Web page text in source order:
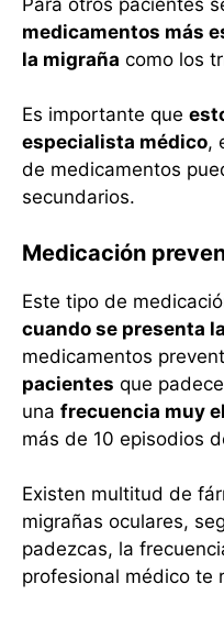
medicamentos más
la migraña como los
Es importante que
especialista médico,
de medicamentos
secundarios.
Medicación
Este tipo de
cuando se presenta
medicamentos
pacientes que
una frecuencia muy
más de 10 episodios
Existen multitud de
migrañas oculares,
padezcas, la
profesional médico te